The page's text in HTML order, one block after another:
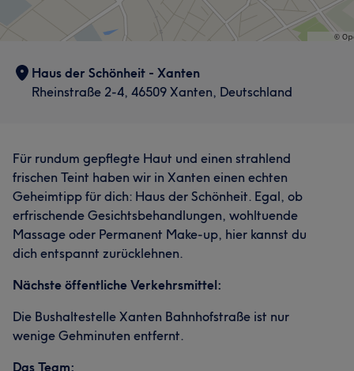
Haus der Schönheit - Xanten
Rheinstraße 2-4, 46509 Xanten, Deutschland
Für rundum gepflegte Haut und einen strahlend
frischen Teint haben wir in Xanten einen echten
Geheimtipp für dich: Haus der Schönheit. Egal, ob
erfrischende Gesichtsbehandlungen, wohltuende
Massage oder Permanent Make-up, hier kannst du
dich entspannt zurücklehnen.
Nächste öffentliche Verkehrsmittel:
Die Bushaltestelle Xanten Bahnhofstraße ist nur
wenige Gehminuten entfernt.
Das Team: